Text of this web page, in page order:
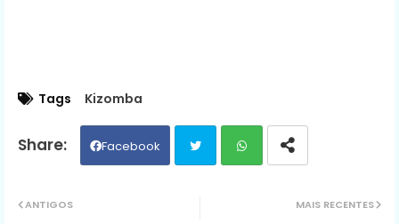
Tags Kizomba
Facebook
MAIS RECENTES
ANTIGOS